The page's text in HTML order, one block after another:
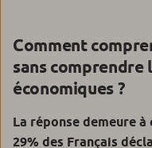
Comment
sans comprendre
économiques ?
La réponse demeure
29% des Français